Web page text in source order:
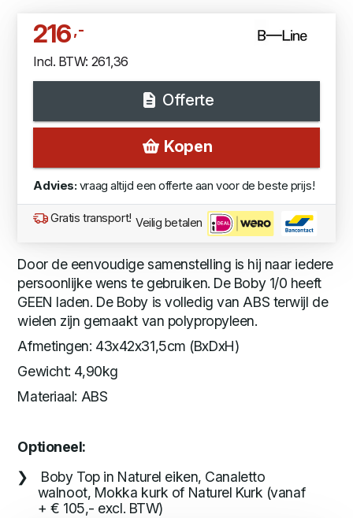
216,-
Incl. BTW: 261,36
Offerte
Kopen
Advies: vraag altijd een offerte aan voor de beste prijs!
Gratis transport! Veilig betalen
Door de eenvoudige samenstelling is hij naar iedere
persoonlijke wens te gebruiken. De Boby 1/0 heeft
GEEN laden. De Boby is volledig van ABS terwijl de
wielen zijn gemaakt van polypropyleen.
Afmetingen: 43x42x31,5cm (BxDxH)
Gewicht: 4,90kg
Materiaal: ABS
Optioneel:
Boby Top in Naturel eiken, Canaletto
walnoot, Mokka kurk of Naturel Kurk (vanaf
+ € 105,- excl. BTW)